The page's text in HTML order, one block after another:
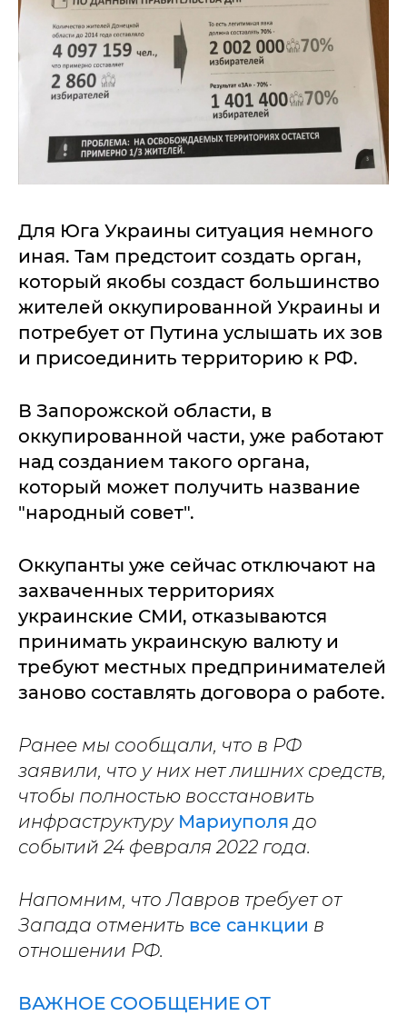
Для Юга Украины ситуация немного
иная. Там предстоит создать орган,
который якобы создаст большинство
жителей оккупированной Украины и
потребует от Путина услышать их зов
и присоединить территорию к РФ.
В Запорожской области, в
оккупированной части, уже работают
над созданием такого органа,
который может получить название
"народный совет".
Оккупанты уже сейчас отключают на
захваченных территориях
украинские СМИ, отказываются
принимать украинскую валюту и
требуют местных предпринимателей
заново составлять договора о работе.
Ранее мы сообщали, что в РФ
заявили, что у них нет лишних средств,
чтобы полностью восстановить
инфраструктуру Мариуполя до
событий 24 февраля 2022 года.
Напомним, что Лавров требует от
Запада отменить все санкции в
отношении РФ.
ВАЖНОЕ СООБЩЕНИЕ ОТ